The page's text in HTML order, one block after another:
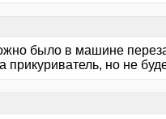
было в машине
прикуриватель, но не